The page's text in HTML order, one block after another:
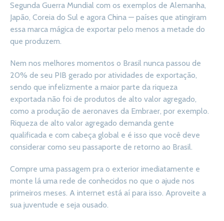
Segunda Guerra Mundial com os exemplos de Alemanha,
Japão, Coreia do Sul e agora China — países que atingiram
essa marca mágica de exportar pelo menos a metade do
que produzem.
Nem nos melhores momentos o Brasil nunca passou de
20% de seu PIB gerado por atividades de exportação,
sendo que infelizmente a maior parte da riqueza
exportada não foi de produtos de alto valor agregado,
como a produção de aeronaves da Embraer, por exemplo.
Riqueza de alto valor agregado demanda gente
qualificada e com cabeça global e é isso que você deve
considerar como seu passaporte de retorno ao Brasil.
Compre uma passagem pra o exterior imediatamente e
monte lá uma rede de conhecidos no que o ajude nos
primeiros meses. A internet está aí para isso. Aproveite a
sua juventude e seja ousado.